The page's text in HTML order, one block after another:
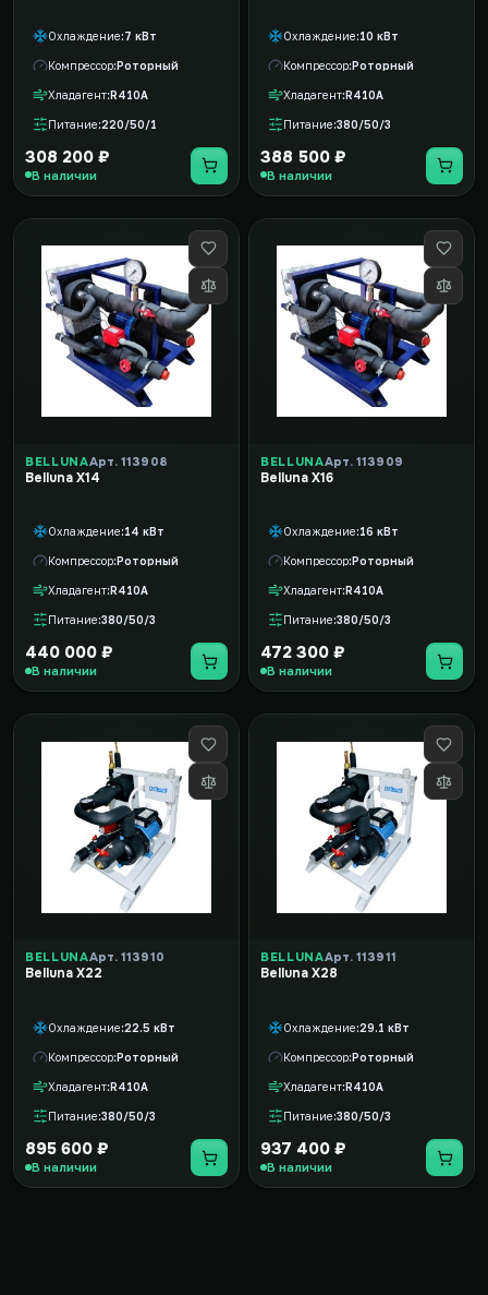
Охлаждение 7 кВт
Компрессор Роторный
Хладагент R410A
Питание 220/50/1
308 200 ₽
В наличии
Охлаждение 10 кВт
Компрессор Роторный
Хладагент R410A
Питание 380/50/3
388 500 ₽
В наличии
BELLUNAАрт. 113908
Belluna X14
Охлаждение 14 кВт
Компрессор Роторный
Хладагент R410A
Питание 380/50/3
440 000 ₽
В наличии
BELLUNAАрт. 113909
Belluna X16
Охлаждение 16 кВт
Компрессор Роторный
Хладагент R410A
Питание 380/50/3
472 300 ₽
В наличии
BELLUNAАрт. 113910
Belluna X22
Охлаждение 22.5 кВт
Компрессор Роторный
Хладагент R410A
Питание 380/50/3
895 600 ₽
В наличии
BELLUNAАрт. 113911
Belluna X28
Охлаждение 29.1 кВт
Компрессор Роторный
Хладагент R410A
Питание 380/50/3
937 400 ₽
В наличии